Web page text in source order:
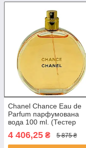
Chanel Chance Eau de
Parfum парфумована
вода 100 ml. (Тестер
Шанель Шанс Еау де
Парфум)
4 406,25 ₴ 5 875 ₴